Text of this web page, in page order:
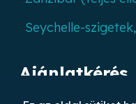
Seychelle-
Ajánlatkérés